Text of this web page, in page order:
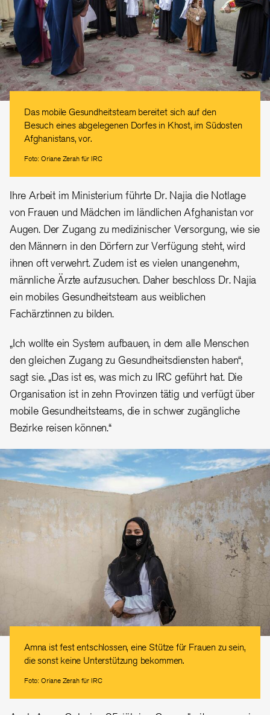
Das mobile Gesundheitsteam bereitet sich auf den
Besuch eines abgelegenen Dorfes in Khost, im Südosten
Afghanistans, vor.
Foto: Oriane Zerah für IRC
Ihre Arbeit im Ministerium führte Dr. Najia die Notlage
von Frauen und Mädchen im ländlichen Afghanistan vor
Augen. Der Zugang zu medizinischer Versorgung, wie sie
den Männern in den Dörfern zur Verfügung steht, wird
ihnen oft verwehrt. Zudem ist es vielen unangenehm,
männliche Ärzte aufzusuchen. Daher beschloss Dr. Najia
ein mobiles Gesundheitsteam aus weiblichen
Fachärztinnen zu bilden.
„Ich wollte ein System aufbauen, in dem alle Menschen
den gleichen Zugang zu Gesundheitsdiensten haben“,
sagt sie. „Das ist es, was mich zu IRC geführt hat. Die
Organisation ist in zehn Provinzen tätig und verfügt über
mobile Gesundheitsteams, die in schwer zugängliche
Bezirke reisen können.“
Amna ist fest entschlossen, eine Stütze für Frauen zu sein,
die sonst keine Unterstützung bekommen.
Foto: Oriane Zerah für IRC